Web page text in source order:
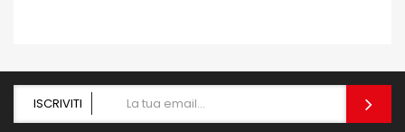
ISCRIVITI